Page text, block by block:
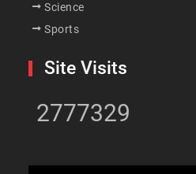
Science
Sports
Site Visits
2777329